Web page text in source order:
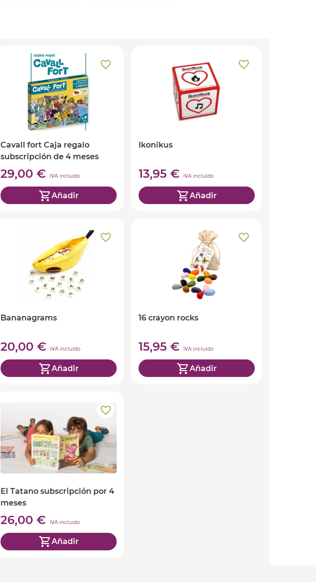
Cavall fort Caja regalo
subscripción de 4 meses
29,00 € IVA incluido
Añadir
Ikonikus
13,95 € IVA incluido
Añadir
Bananagrams
20,00 € IVA incluido
Añadir
16 crayon rocks
15,95 € IVA incluido
Añadir
El Tatano subscripción por 4
meses
26,00 € IVA incluido
Añadir